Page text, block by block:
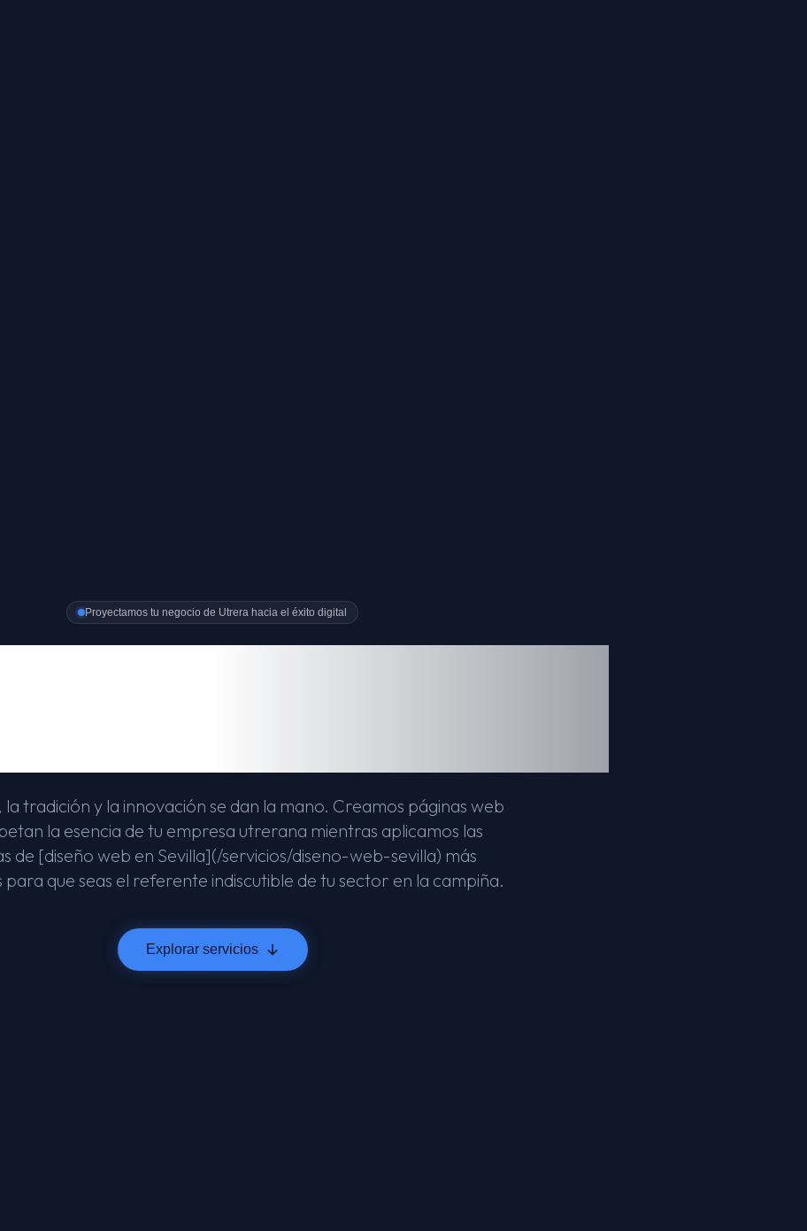
Proyectamos tu negocio de Utrera hacia el éxito digital
tradición y la innovación se dan la mano. Creamos páginas web
la esencia de tu empresa utrerana mientras aplicamos las
de [diseño web en Sevilla](/servicios/diseno-web-sevilla) más
para que seas el referente indiscutible de tu sector en la campiña.
Explorar servicios